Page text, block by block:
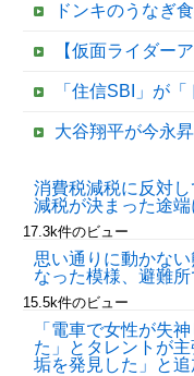
ドンキのうなぎ食べ
【仮面ライダーアギト】
「住信SBI」が「ドコモの
大谷翔平が今永昇太から打った第25号先頭
【移民政策反対】イオ
消費税減税に反対し
減税が決まった途
17.3k件のビュー
思い通りに動かな
なった模様、避難
15.5k件のビュー
「電車で女性が失
た」とタレントが
垢を発見した」と